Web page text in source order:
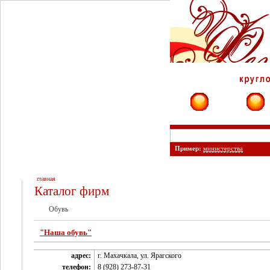
Пример: министерства
главная
Каталог фирм
Обувь
"Наша обувь"
адрес:
г. Махачкала, ул. Ярагского
телефон:
8 (928) 273-87-31